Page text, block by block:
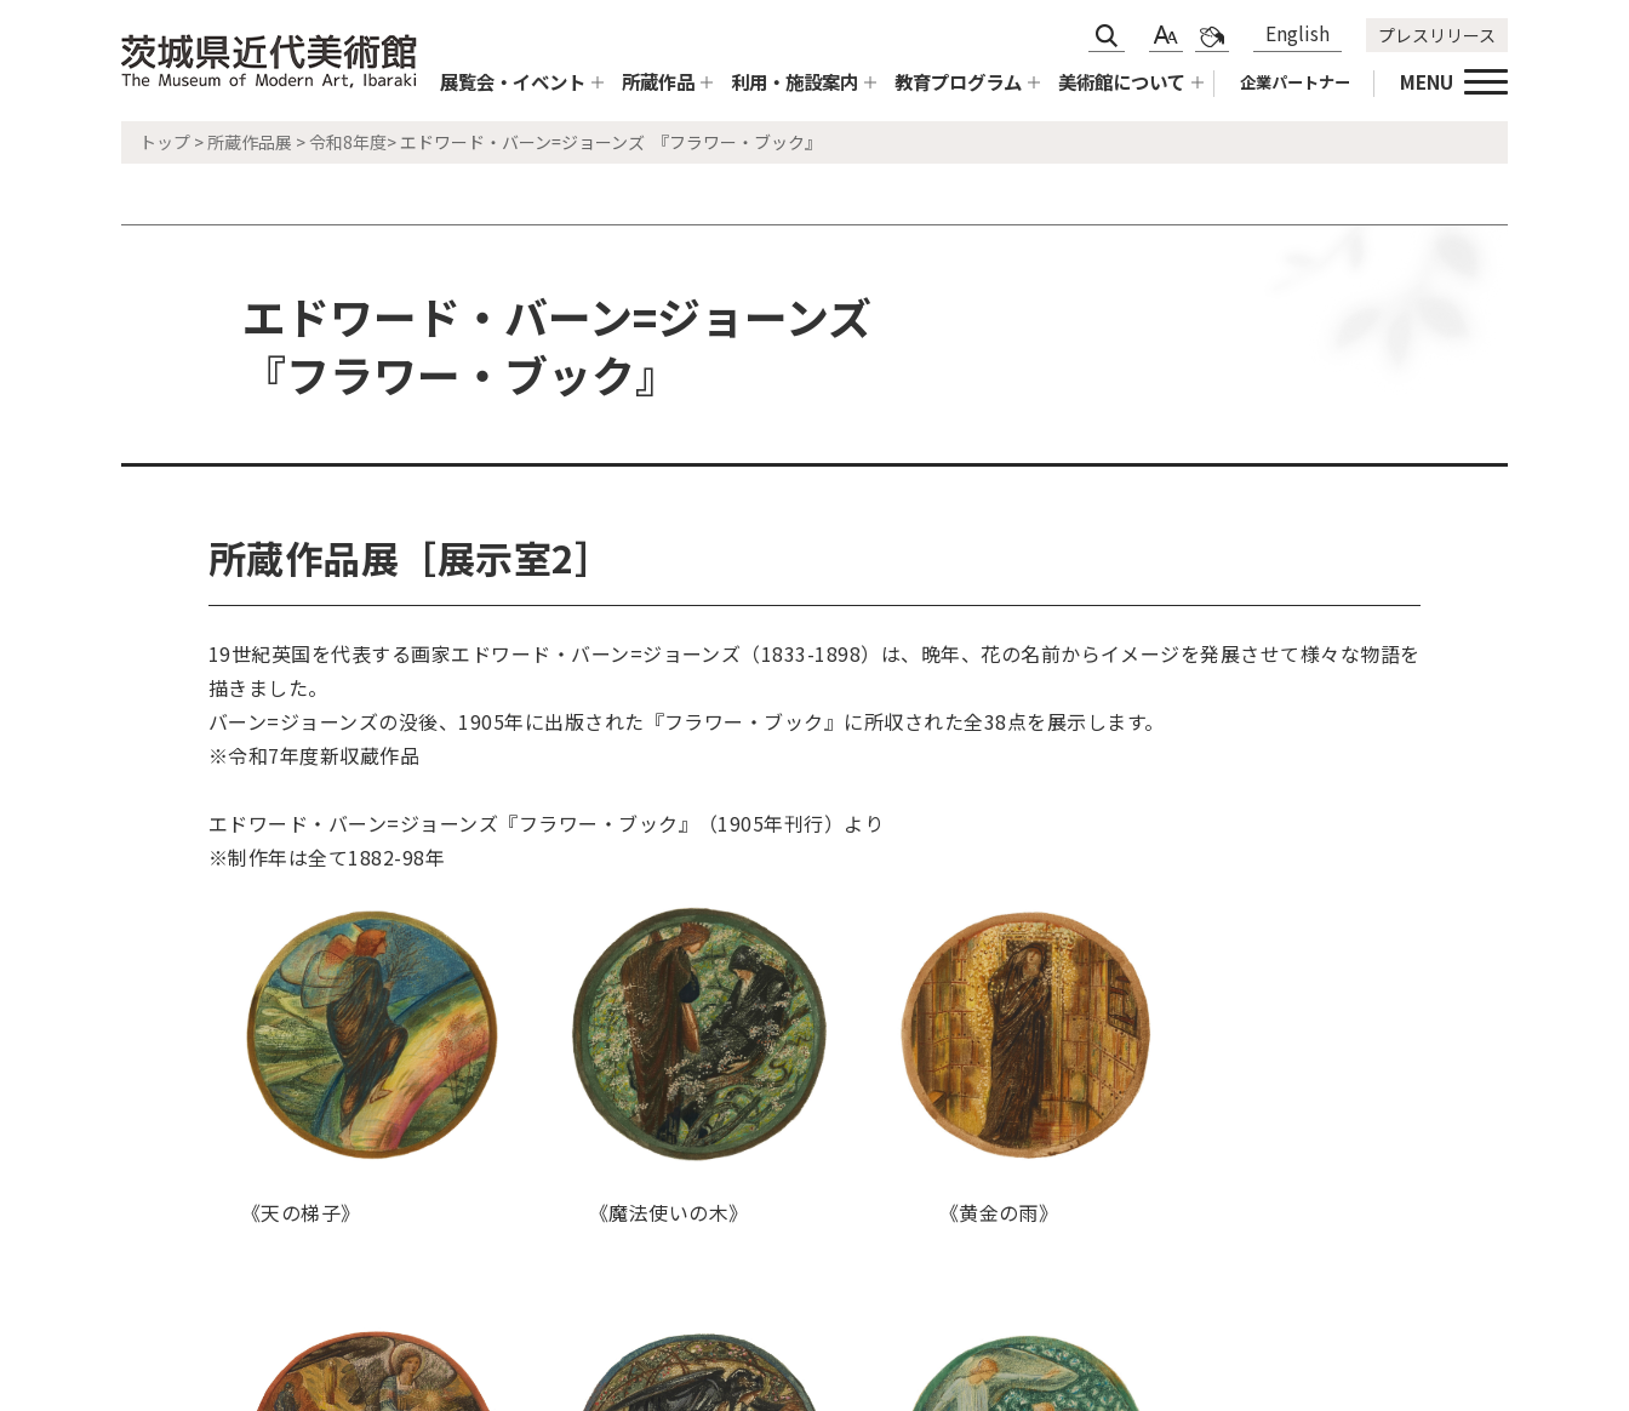
サ
ト
文
サ
更
標
拡
合
い
青
黒
English プレスリリース
展覧会・イベント 所蔵作品 利用・施設案内 教育プログラム 美術館について 企業パートナー MENU
トップ >所蔵作品展 >令和8年度> エドワード・バーン=ジョーンズ 『フラワー・ブック』
エドワード・バーン=ジョーンズ
『フラワー・ブック』
所蔵作品展［展示室2］
19世紀英国を代表する画家エドワード・バーン=ジョーンズ（1833-1898）は、晩年、花の名前からイメージを発展させて様々な物語を
描きました。
バーン=ジョーンズの没後、1905年に出版された『フラワー・ ブック』に所収された全38点を展示します。
※令和7年度新収蔵作品
エドワード・バーン=ジョーンズ『フラワー・ブック』（1905年刊行）より
※制作年は全て1882-98年
《天の梯子》 《魔法使いの木》 《黄金の雨》